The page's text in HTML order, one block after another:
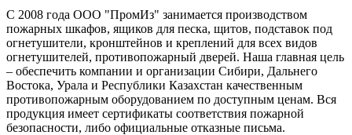
С 2008 года ООО "ПромИз" занимается производством
пожарных шкафов, ящиков для песка, щитов, подставок под
огнетушители, кронштейнов и креплений для всех видов
огнетушителей, противопожарный дверей. Наша главная цель
– обеспечить компании и организации Сибири, Дальнего
Востока, Урала и Республики Казахстан качественным
противопожарным оборудованием по доступным ценам. Вся
продукция имеет сертификаты соответствия пожарной
безопасности, либо официальные отказные письма.